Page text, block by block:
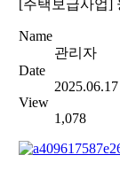
[주택보급사업]
Name
관리자
Date
2025.06.17
View
1,078